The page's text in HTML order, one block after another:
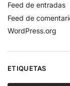
Feed de entradas
Feed de
WordPress.org
ETIQUETAS